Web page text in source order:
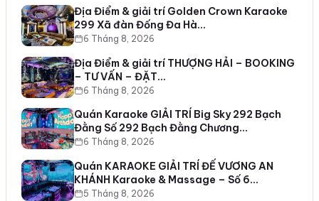
Địa Điểm & giải trí Golden Crown Karaoke
299 Xã đàn Đống Đa Hà…
6 Tháng 8, 2026
Địa Điểm & giải trí THƯỢNG HẢI – BOOKING
– TƯ VẤN – ĐẶT…
6 Tháng 8, 2026
Quán Karaoke GIẢI TRÍ Big Sky 292 Bạch
Đằng Số 292 Bạch Đằng Chương…
6 Tháng 8, 2026
Quán KARAOKE GIẢI TRÍ ĐẾ VƯƠNG AN
KHÁNH Karaoke & Massage – Số 6…
5 Tháng 8, 2026